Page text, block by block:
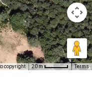
copyright 20 m Terms